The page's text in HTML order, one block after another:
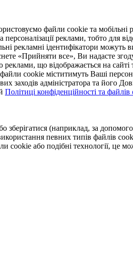
файли cookie та мобільні
реклами, тобто для
рекламні ідентифікатори можуть
«Прийняти все», Ви надасте
що відображається на
cookie міститимуть Ваші
заходів адміністратора та його
Політиці конфіденційності та
зберігатися (наприклад, за
певних типів файлів
або подібні технології, це